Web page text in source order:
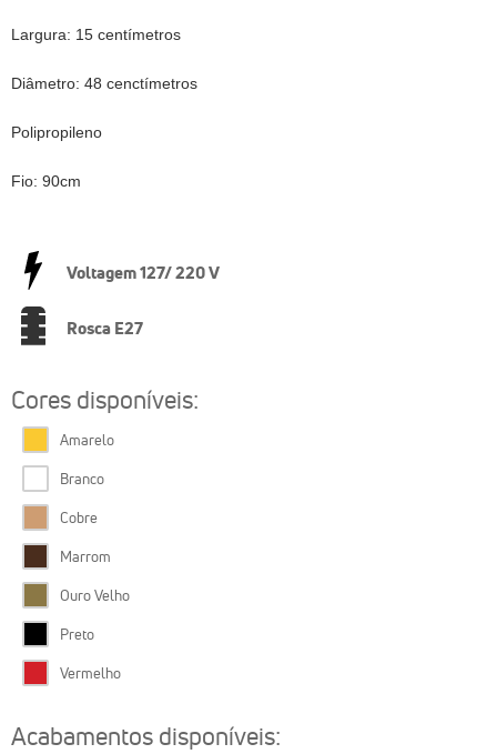
Largura: 15 centímetros
Diâmetro: 48 cenctímetros
Polipropileno
Fio: 90cm
Voltagem 127/ 220 V
Rosca E27
Cores disponíveis:
Amarelo
Branco
Cobre
Marrom
Ouro Velho
Preto
Vermelho
Acabamentos disponíveis: